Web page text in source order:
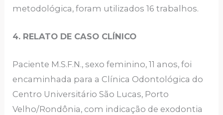
metodológica, foram utilizados 16 trabalhos.
4. RELATO DE CASO CLÍNICO
Paciente M.S.F.N., sexo feminino, 11 anos, foi
encaminhada para a Clínica Odontológica do
Centro Universitário São Lucas, Porto
Velho/Rondônia, com indicação de exodontia